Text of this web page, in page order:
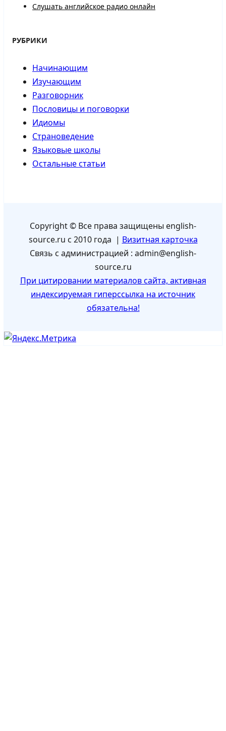
Слушать английское радио онлайн
РУБРИКИ
Начинающим
Изучающим
Разговорник
Пословицы и поговорки
Идиомы
Страноведение
Языковые школы
Остальные статьи
Copyright © Все права защищены english-
source.ru с 2010 года | Визитная карточка
Связь с администрацией : admin@english-
source.ru
При цитировании материалов сайта, активная
индексируемая гиперссылка на источник
обязательна!